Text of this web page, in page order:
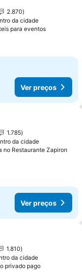
2.870
da cidade
para eventos
Ver preços
aos favoritos
1.785
da cidade
no Restaurante Zapiron
Ver preços
aos favoritos
1.810
da cidade
privado pago